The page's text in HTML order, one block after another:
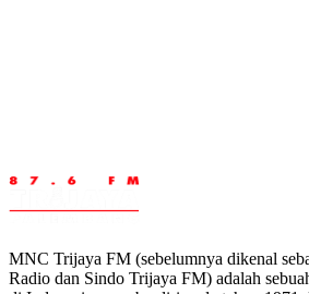
MNC Trijaya FM (sebelumnya dikenal
Radio dan Sindo Trijaya FM) adalah